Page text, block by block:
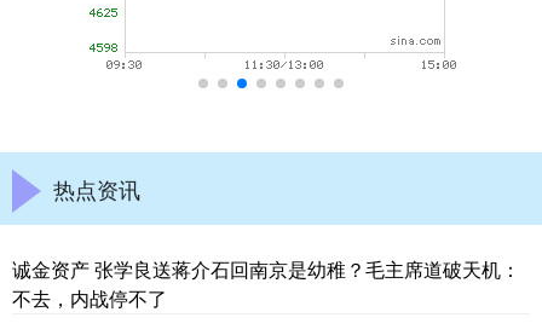
热点资讯
诚金资产 张学良送蒋介石回南京是幼稚？毛主席道破天机：
不去，内战停不了